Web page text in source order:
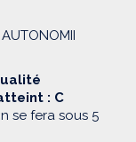
: C
se fera sous 5